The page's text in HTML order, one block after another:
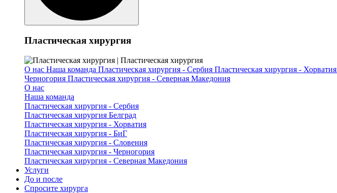
Пластическая хирургия
О нас Наша команда Пластическая хирургия - Сербия Пластическая хирургия - Хорватия
Черногория Пластическая хирургия - Северная Македония
О нас
Наша команда
Пластическая хирургия - Сербия
Пластическая хирургия Белград
Пластическая хирургия - Хорватия
Пластическая хирургия - БиГ
Пластическая хирургия - Словения
Пластическая хирургия - Черногория
Пластическая хирургия - Северная Македония
Услуги
До и после
Спросите хирурга